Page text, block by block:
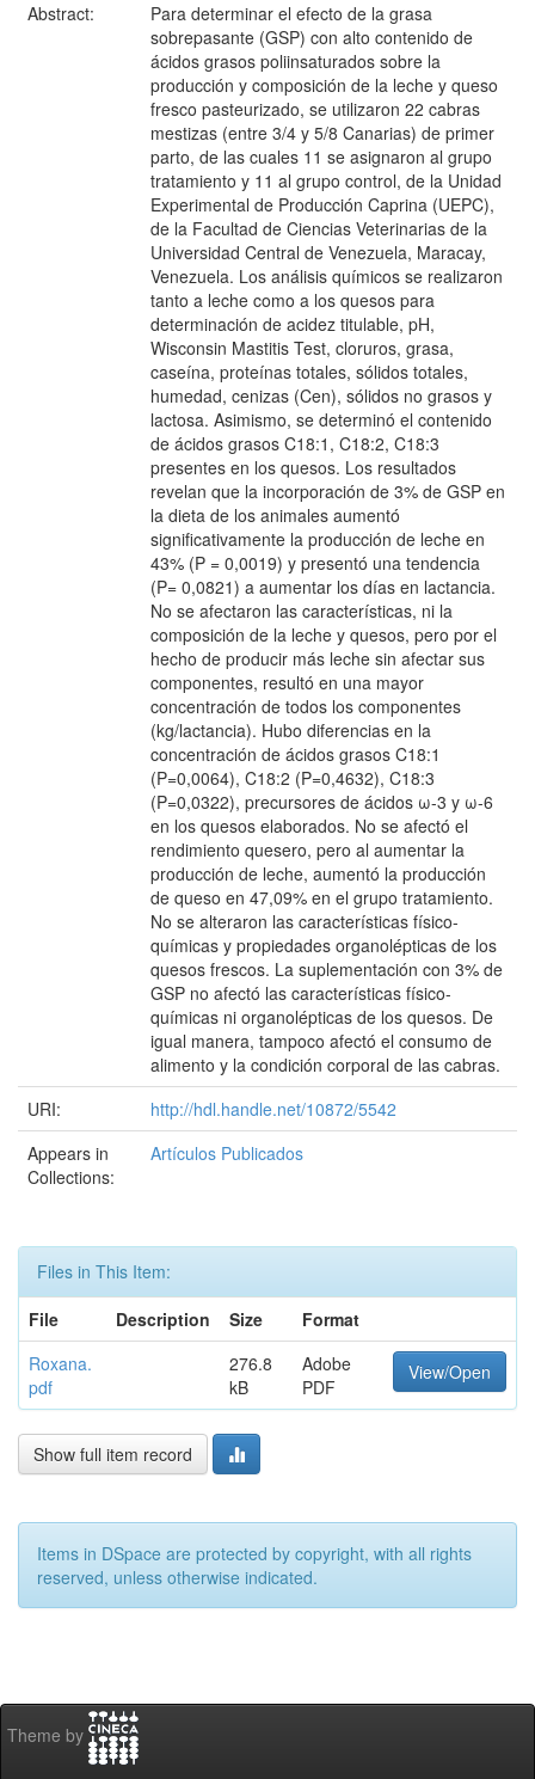
Abstract:
Para determinar el efecto de la grasa
sobrepasante (GSP) con alto contenido de
ácidos grasos poliinsaturados sobre la
producción y composición de la leche y queso
fresco pasteurizado, se utilizaron 22 cabras
mestizas (entre 3/4 y 5/8 Canarias) de primer
parto, de las cuales 11 se asignaron al grupo
tratamiento y 11 al grupo control, de la Unidad
Experimental de Producción Caprina (UEPC),
de la Facultad de Ciencias Veterinarias de la
Universidad Central de Venezuela, Maracay,
Venezuela. Los análisis químicos se realizaron
tanto a leche como a los quesos para
determinación de acidez titulable, pH,
Wisconsin Mastitis Test, cloruros, grasa,
caseína, proteínas totales, sólidos totales,
humedad, cenizas (Cen), sólidos no grasos y
lactosa. Asimismo, se determinó el contenido
de ácidos grasos C18:1, C18:2, C18:3
presentes en los quesos. Los resultados
revelan que la incorporación de 3% de GSP en
la dieta de los animales aumentó
significativamente la producción de leche en
43% (P = 0,0019) y presentó una tendencia
(P= 0,0821) a aumentar los días en lactancia.
No se afectaron las características, ni la
composición de la leche y quesos, pero por el
hecho de producir más leche sin afectar sus
componentes, resultó en una mayor
concentración de todos los componentes
(kg/lactancia). Hubo diferencias en la
concentración de ácidos grasos C18:1
(P=0,0064), C18:2 (P=0,4632), C18:3
(P=0,0322), precursores de ácidos ω-3 y ω-6
en los quesos elaborados. No se afectó el
rendimiento quesero, pero al aumentar la
producción de leche, aumentó la producción
de queso en 47,09% en el grupo tratamiento.
No se alteraron las características físico-
químicas y propiedades organolépticas de los
quesos frescos. La suplementación con 3% de
GSP no afectó las características físico-
químicas ni organolépticas de los quesos. De
igual manera, tampoco afectó el consumo de
alimento y la condición corporal de las cabras.
URI:
http://hdl.handle.net/10872/5542
Appears in
Collections:
Artículos Publicados
Files in This Item:
File
Description Size
Format
Roxana.
pdf
276.8
kB
Adobe
PDF
View/Open
Show full item record
Items in DSpace are protected by copyright, with all rights
reserved, unless otherwise indicated.
Theme by